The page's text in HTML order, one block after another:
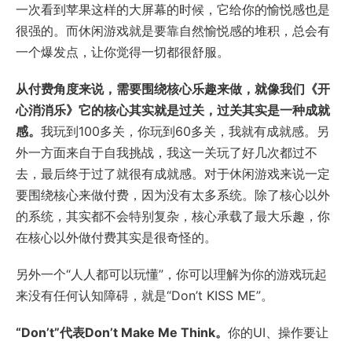
一次看到苹果这样的大屏幕的时候，它给你的愉悦感也是
很强的。而休闲游戏就是要靠自然愉悦感的堆积，总会有
一个爆发点，让你觉得一切都很舒服。
从付费角度来说，需要围绕核心乐趣来做，就像我们《开
心消消乐》它的核心其实就是过关，过关其实是一种成就
感。 我玩到100多关，你玩到60多关，我就有成就感。另
外一方面来自于自我挑战，我这一关玩了好几次都过不
去，最后终于过了就很有成就感。对于休闲游戏来说一定
要围绕核心来做付费，因为没有太多系统。除了核心以外
的系统，其实都不会特别复杂，核心承载了最大乐趣，你
在核心以外做付费其实是很奇怪的。
另外一个“人人都可以玩懂”，你可以理解为你的游戏玩起
来没有任何认知障碍，就是“Don’t KISS ME”。
“Don’t”代表Don’t Make Me Think。 你的UI、操作要让